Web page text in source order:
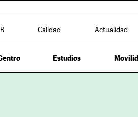
Calidad Actualidad
Estudios